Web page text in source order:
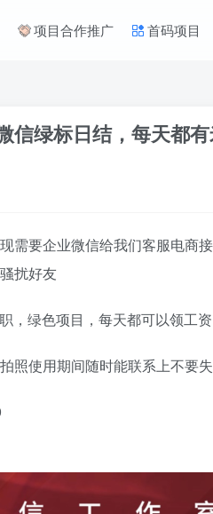
项目合作推广 首码项目
信绿标日结，每天都
需要企业微信给我们客服电商
扰好友
，绿色项目，每天都可以领工资
照使用期间随时能联系上不要